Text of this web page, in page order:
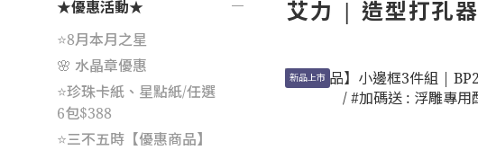
★優惠活動★
⭐️8月本月之星
🌸 水晶章優惠
⭐珍珠卡紙、星點紙/任選
6包$388
⭐️三不五時【優惠商品】
艾力 | 造型打孔器
新品上市